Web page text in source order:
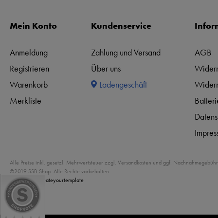
Mein Konto
Anmeldung
Registrieren
Warenkorb
Merkliste
Kundenservice
Zahlung und Versand
Über uns
Ladengeschäft
AGB
Alle Preise inkl. gesetzl. Mehrwertsteuer zzgl. Versandkosten und ggf.
©2019 SSB-Shop. Alle Rechte vorbehalten.
Powered by
createyourtemplate